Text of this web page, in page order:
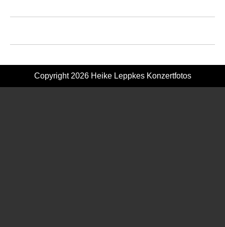
Copyright 2026 Heike Leppkes Konzertfotos